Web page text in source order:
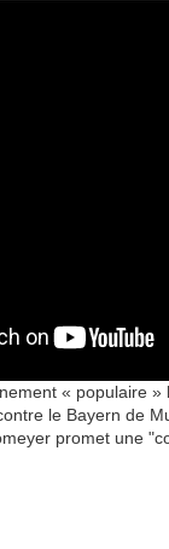
« populaire
le Bayern de
promet une